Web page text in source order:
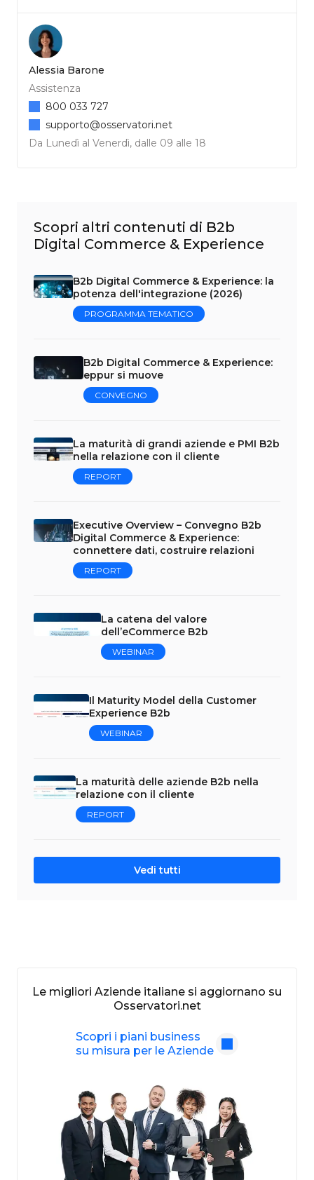
Alessia Barone
Assistenza
Da Lunedì al Venerdì, dalle 09 alle 18
800 033 727
supporto@osservatori.net
Scopri altri contenuti di B2b
Digital Commerce & Experience
B2b Digital Commerce & Experience: la
potenza dell'integrazione (2026)
PROGRAMMA TEMATICO
B2b Digital Commerce & Experience:
eppur si muove
CONVEGNO
La maturità di grandi aziende e PMI B2b
nella relazione con il cliente
REPORT
Executive Overview – Convegno B2b
Digital Commerce & Experience:
connettere dati, costruire relazioni
REPORT
La catena del valore
dell’eCommerce B2b
WEBINAR
Il Maturity Model della Customer
Experience B2b
WEBINAR
La maturità delle aziende B2b nella
relazione con il cliente
REPORT
Vedi tutti
Le migliori Aziende italiane si aggiornano su
Osservatori.net
Scopri i piani business
su misura per le Aziende